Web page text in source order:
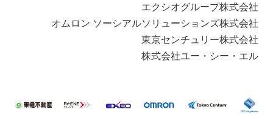
エクシオグループ株式会社
オムロン ソーシアルソリューションズ株式会社
東京センチュリー株式会社
株式会社ユー・シー・エル